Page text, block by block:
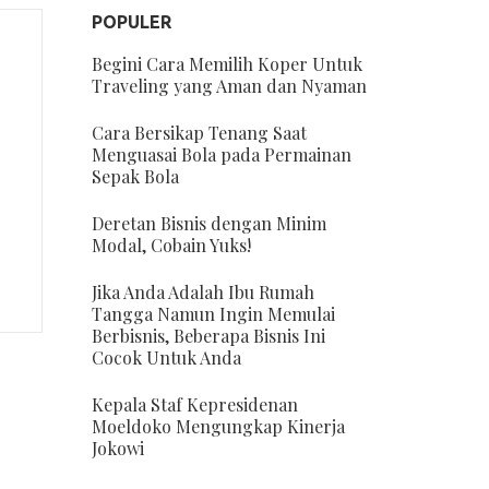
POPULER
Begini Cara Memilih Koper Untuk
Traveling yang Aman dan Nyaman
Cara Bersikap Tenang Saat
Menguasai Bola pada Permainan
Sepak Bola
Deretan Bisnis dengan Minim
Modal, Cobain Yuks!
Jika Anda Adalah Ibu Rumah
Tangga Namun Ingin Memulai
Berbisnis, Beberapa Bisnis Ini
Cocok Untuk Anda
Kepala Staf Kepresidenan
Moeldoko Mengungkap Kinerja
Jokowi